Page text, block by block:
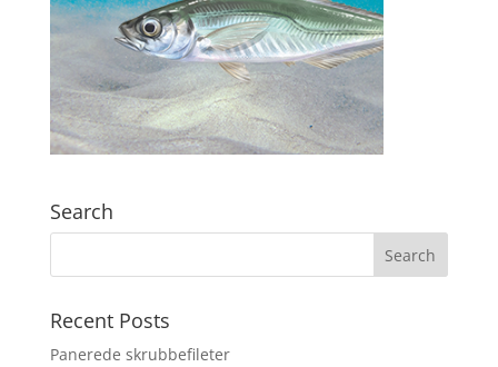
Search
Recent Posts
Panerede skrubbefileter